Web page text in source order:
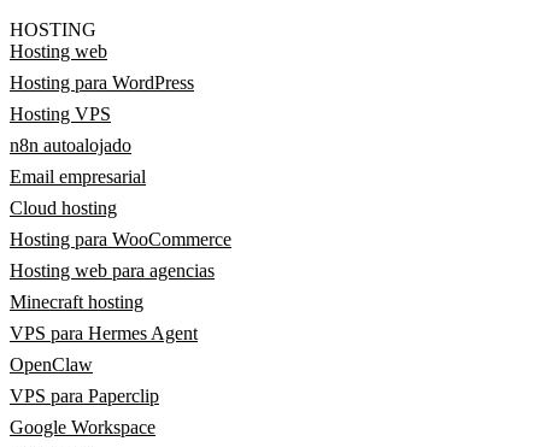
HOSTING
Hosting web
Hosting para WordPress
Hosting VPS
n8n autoalojado
Email empresarial
Cloud hosting
Hosting para WooCommerce
Hosting web para agencias
Minecraft hosting
VPS para Hermes Agent
OpenClaw
VPS para Paperclip
Google Workspace